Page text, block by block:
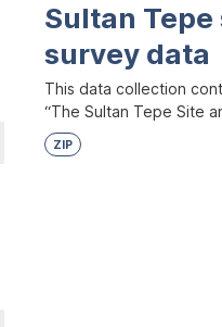
Sultan
survey data
This data collection
“The Sultan Tepe Site
ZIP